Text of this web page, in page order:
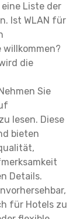
Liste der
Ist WLAN für
willkommen?
die
Sie
lesen. Diese
bieten
Details.
für Hotels zu